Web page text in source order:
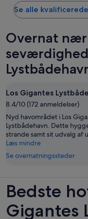
Se alle
Overnat
Los Gigantes
8.4/10 (172 anmeldelser)
Nyd havområdet i Los
Lystbådehavn. Dette
strande samt sit udvalg af
Læs mindre
Se overnatningssteder
Bedste
Gigantes